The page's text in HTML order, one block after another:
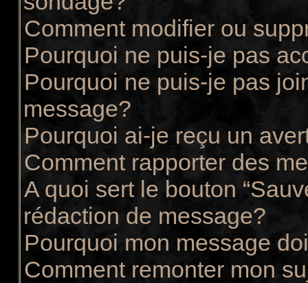
Comment modifier ou
Pourquoi ne puis-je pas
Pourquoi ne puis-je pas
message?
Pourquoi ai-je reçu un
Comment rapporter des
A quoi sert le bouton
rédaction de message?
Pourquoi mon message
Comment remonter mon